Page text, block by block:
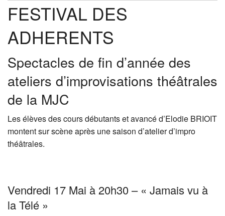
FESTIVAL DES
ADHERENTS
Spectacles de fin d’année des
ateliers d’improvisations théâtrales
de la MJC
Les élèves des cours débutants et avancé d’Elodie BRIOIT
montent sur scène après une saison d’atelier d’impro
théâtrales.
Vendredi 17 Mai à 20h30 – « Jamais vu à
la Télé »